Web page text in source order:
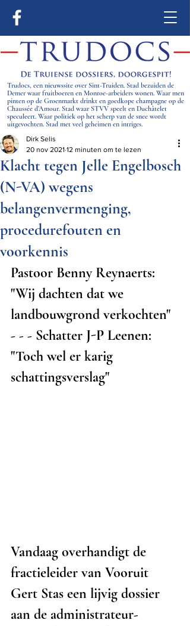
Trudocs, een nieuwssite over Sint-Truiden. Stad bezuiden de
Demer waar fruitboeren en Monroe-arbeiders wonen. Waar men
pinten op de Groenmarkt drinkt en goedkope champagne op de
Chaussée d’Amour. Stad waar STVV speelt en Duchâtelet
speculeert. Waar politiek op het scherp van de snee wordt
uitgevochten. Stad met veel geheimen en intriges.
Klacht tegen Jelle Engelbosch
(N-VA) wegens
belangenvermenging,
procedurefouten en
voorkennis
Dirk Selis
20 nov 2021 12 minuten om te lezen
Pastoor Benny Reynaerts:
"Wij dachten dat we
landbouwgrond verkochten"
- - - Schatter J-P Leenen:
"Toch wel er karig
schattingsverslag"
Vandaag overhandigt de
fractieleider van Vooruit
Gert Stas een lijvig dossier
aan de administrateur-